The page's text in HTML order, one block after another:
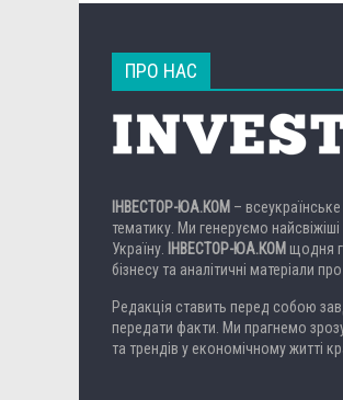
ПРО НАС
ІНВЕСТОР-ЮА.КОМ –
тематику. Ми генеруємо
Україну. ІНВЕСТОР-ЮА.КОМ щодня
бізнесу та аналітичні матеріали
Редакція ставить перед собою
передати факти. Ми прагнемо
та трендів у економічному житті